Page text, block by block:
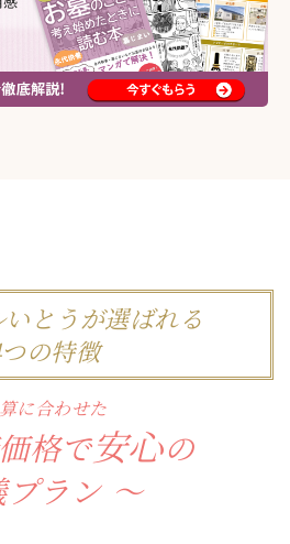
いとうが選ばれる
の特徴
に合わせた
格で安心の
ラン